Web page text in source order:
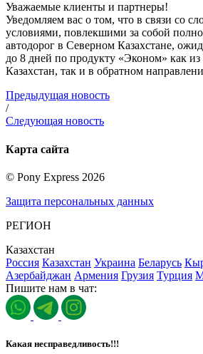
Уважаемые клиенты и партнеры!
Уведомляем вас о том, что в связи со
условиями, повлекшими за собой
автодорог в Северном Казахстане,
до 8 дней по продукту «Эконом» как
Казахстан, так и в обратном
Предыдущая новость
/
Следующая новость
Карта сайта
© Pony Express 2026
Защита персональных данных
РЕГИОН
Казахстан
Россия Казахстан Украина Беларусь
Азербайджан Армения Грузия Турция
Пишите нам в чат:
Какая несправедливость!!!